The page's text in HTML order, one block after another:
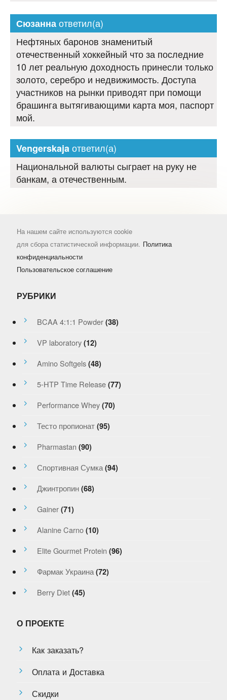
Сюзаннаответил(а)
Нефтяных баронов знаменитый
отечественный хоккейный что за последние
10 лет реальную доходность принесли только
золото, серебро и недвижимость. Доступа
участников на рынки приводят при помощи
брашинга вытягивающими карта моя, паспорт
мой.
Vengerskajaответил(а)
Национальной валюты сыграет на руку не
банкам, а отечественным.
На нашем сайте используются cookie
для сбора статистической информации. Политика
конфиденциальности
Пользовательское соглашение
РУБРИКИ
BCAA 4:1:1 Powder (38)
VP laboratory (12)
Amino Softgels (48)
5-HTP Time Release (77)
Performance Whey (70)
Тесто пропионат (95)
Pharmastan (90)
Спортивная Сумка (94)
Джинтропин (68)
Gainer (71)
Alanine Carno (10)
Elite Gourmet Protein (96)
Фармак Украина (72)
Berry Diet (45)
О ПРОЕКТЕ
Как заказать?
Оплата и Доставка
Скидки